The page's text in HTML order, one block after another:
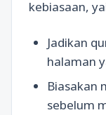
kebiasaan,
Jadikan
halaman
Biasakan
sebelum